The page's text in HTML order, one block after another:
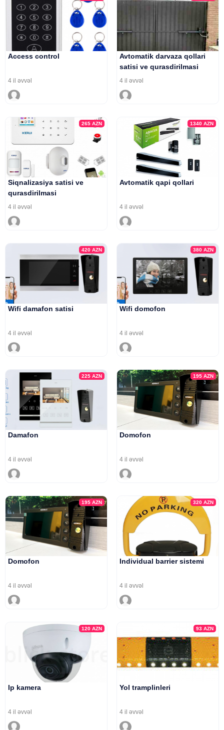
Access control
4 il əvvəl
Avtomatik darvaza qollari
satisi ve qurasdirilmasi
4 il əvvəl
265AZN
Siqnalizasiya satisi ve
qurasdirilmasi
4 il əvvəl
1340 AZN
Avtomatik qapi qollari
4 il əvvəl
420AZN
Wifi damafon satisi
4 il əvvəl
380 AZN
Wifi domofon
4 il əvvəl
225AZN
Damafon
4 il əvvəl
195 AZN
Domofon
4 il əvvəl
195AZN
Domofon
4 il əvvəl
320 AZN
Individual barrier sistemi
4 il əvvəl
120AZN
Ip kamera
4 il əvvəl
93 AZN
Yol tramplinleri
4 il əvvəl